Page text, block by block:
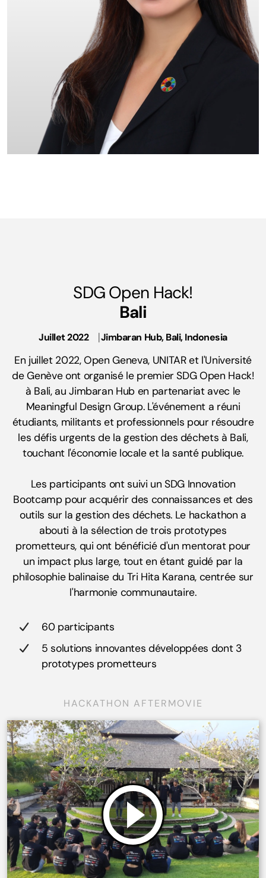
SDG Open Hack!
Bali
Juillet 2022 ⎹Jimbaran Hub, Bali, Indonesia
En juillet 2022, Open Geneva, UNITAR et l'Université
de Genève ont organisé le premier SDG Open Hack!
à Bali, au Jimbaran Hub en partenariat avec le
Meaningful Design Group. L'événement a réuni
étudiants, militants et professionnels pour résoudre
les défis urgents de la gestion des déchets à Bali,
touchant l'économie locale et la santé publique.
Les participants ont suivi un SDG Innovation
Bootcamp pour acquérir des connaissances et des
outils sur la gestion des déchets. Le hackathon a
abouti à la sélection de trois prototypes
prometteurs, qui ont bénéficié d'un mentorat pour
un impact plus large, tout en étant guidé par la
philosophie balinaise du Tri Hita Karana, centrée sur
l'harmonie communautaire.
60 participants
5 solutions innovantes développées dont 3
prototypes prometteurs
HACKATHON AFTERMOVIE